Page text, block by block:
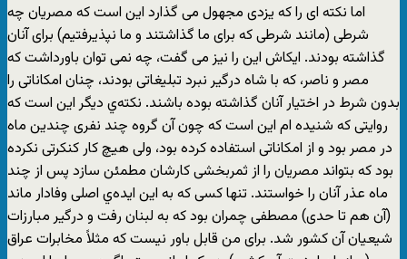
اما نکته ای را که یزدی مجهول می گذارد این است که مصریان چه
شرطی (مانند شرطی که برای ما گذاشتند و ما نپذیرفتیم) برای آنان
گذاشته بودند. ایکاش این را نیز می گفت، چه نمی توان باورداشت که
مصر و ناصر، که با شاه درگیر نبرد تبلیغاتی بودند، چنان امکاناتی را
بدون شرط در اختیار آنان گذاشته بوده باشند. نکته‌ي دیگر این است که
روایتی که شنیده ام این است که چون آن گروه چند نفری چندین ماه
در مصر بود و از امکاناتی استفاده کرده بود، ولی هیچ کار کنکرتی نکرده
بود که بتواند مصریان را از ثمربخشی کارشان مطمئن سازد پس از چند
ماه عذر آنان را خواستند. تنها کسی که به این ایده‌ي اصلی وفادار ماند
(آن هم تا حدی) مصطفی چمران بود که به لبنان رفت و درگیر مبارزات
شیعیان آن کشور شد. برای من قابل باور نیست که مثلاً مخابرات عراق